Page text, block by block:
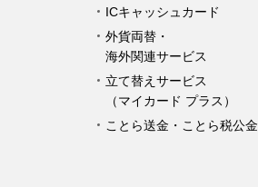
ICキャッシュカード
外貨両替・
海外関連サービス
立て替えサービス
（マイカード プラス）
ことら送金・ことら税公金